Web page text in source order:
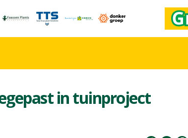
in tuinproject